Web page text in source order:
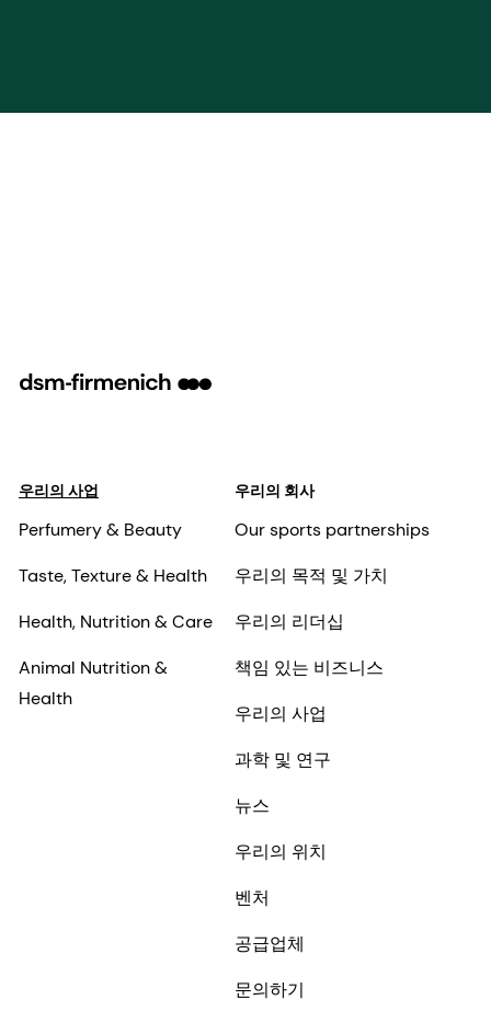
우리의 사업
Perfumery & Beauty
Taste, Texture & Health
Health, Nutrition & Care
Animal Nutrition &
Health
우리의 회사
Our sports partnerships
우리의 목적 및 가치
우리의 리더십
책임 있는 비즈니스
우리의 사업
과학 및 연구
뉴스
우리의 위치
벤처
공급업체
문의하기